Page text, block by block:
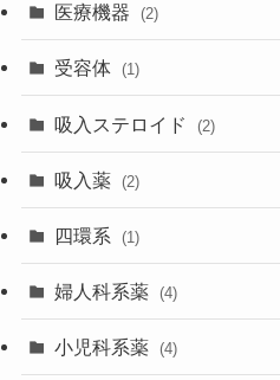
医療機器 (2)
受容体 (1)
吸入ステロイド (2)
吸入薬 (2)
四環系 (1)
婦人科系薬 (4)
小児科系薬 (4)